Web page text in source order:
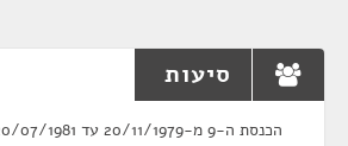
סיעות
הכנסת ה-9 מ-20/11/1979 עד 20/07/1981